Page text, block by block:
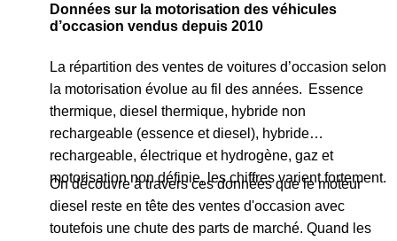
Données sur la motorisation des véhicules
d’occasion vendus depuis 2010
La répartition des ventes de voitures d’occasion selon
la motorisation évolue au fil des années. Essence
thermique, diesel thermique, hybride non
rechargeable (essence et diesel), hybride
rechargeable, électrique et hydrogène, gaz et
motorisation non définie, les chiffres varient fortement.
On découvre à travers ces données que le moteur
diesel reste en tête des ventes d'occasion avec
toutefois une chute des parts de marché. Quand les